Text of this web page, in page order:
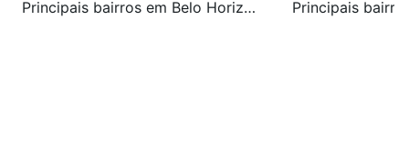
Principais bairros em Belo Horizonte, MG